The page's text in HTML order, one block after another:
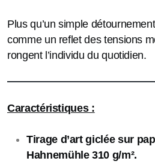
Plus qu’un simple
comme un reflet des tensions
rongent l’individu du quotidien.
Caractéristiques :
Tirage d’art giclée sur
Hahnemühle 310 g/m².